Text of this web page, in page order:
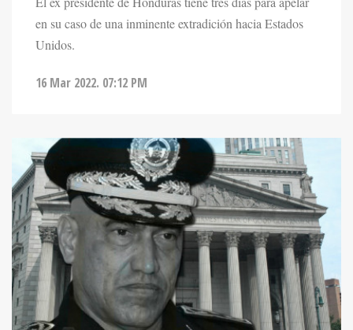
en su caso de una inminente extradición hacia Estados
Unidos.
16 Mar 2022. 07:12 PM